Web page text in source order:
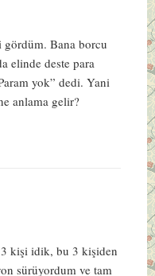
gördüm. Bana borcu
elinde deste para
yok” dedi. Yani
anlama gelir?
kişi idik, bu 3 kişiden
sürüyordum ve tam